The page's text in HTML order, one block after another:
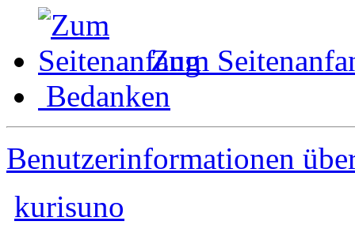
Zum
Bedanken
Benutzerinformationen
kurisuno